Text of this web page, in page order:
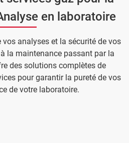
en laboratoire
analyses et la sécurité de vos
la maintenance passant par la
des solutions complètes de
pour garantir la pureté de vos
de votre laboratoire.